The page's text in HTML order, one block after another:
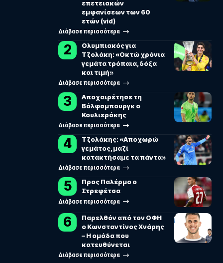
επετειακών
εμφανίσεων των 60
ετών (vid)
Διάβασε περισσότερα
Ολυμπιακός για
Τζολάκη: «Οκτώ χρόνια
γεμάτα τρόπαια, δόξα
και τιμή»
Διάβασε περισσότερα
Αποχαιρέτησε τη
Βόλφσμπουργκ ο
Κουλιεράκης
Διάβασε περισσότερα
Τζολάκης: «Αποχωρώ
γεμάτος, μαζί
κατακτήσαμε τα πάντα»
Διάβασε περισσότερα
Προς Παλέρμο ο
Στρεφέτσα
Διάβασε περισσότερα
Παρελθόν από τον ΟΦΗ
ο Κωνσταντίνος Χνάρης
– Η ομάδα που
κατευθύνεται
Διάβασε περισσότερα